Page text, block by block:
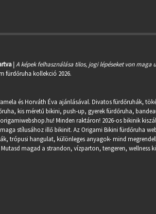
|A képek felhasználása tilos, jogi lépéseket von maga
fürdőruha kollekció 2026.
és Horváth Éva ajánlásával. Divatos fürdőruhák,
kis méretű bikini, push-up, gyerek fürdőruha,
origamiwebshop.hu! Minden raktáron! 2026-os bikinik
stílusához illő bikinit. Az Origami Bikini fürdőruha
trópusi hangulat, különleges anyagok- mind
magad a strandon, vízparton, tengeren, wellness